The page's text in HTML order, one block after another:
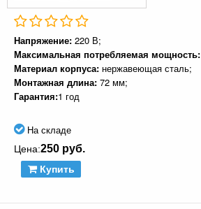
Напряжение: 220 В;
Максимальная потребляемая мощность:
Материал корпуса: нержавеющая сталь;
Монтажная длина: 72 мм;
Гарантия:1 год
На складе
Цена:250 руб.
Купить